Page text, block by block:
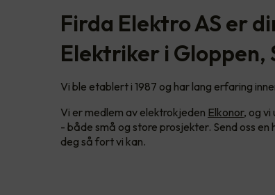
Firda Elektro AS er
Elektriker i Gloppen,
Vi ble etablert i 1987 og har lang erfaring
Vi er medlem av elektrokjeden Elkonor, og vi
- både små og store prosjekter. Send oss
deg så fort vi kan.